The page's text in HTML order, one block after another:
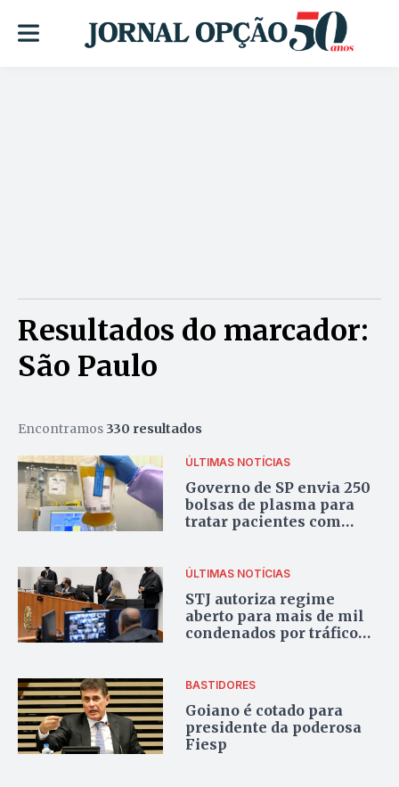
Resultados do marcador:
São Paulo
Encontramos 330 resultados
ÚLTIMAS NOTÍCIAS
Governo de SP envia 250
bolsas de plasma para
tratar pacientes com
ÚLTIMAS NOTÍCIAS
STJ autoriza regime
aberto para mais de mil
condenados por tráfico
BASTIDORES
Goiano é cotado para
presidente da poderosa
Fiesp